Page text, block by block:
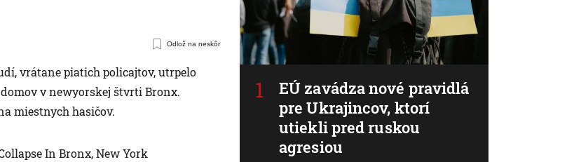
Odlož na neskôr
vrátane piatich policajtov, utrpelo
v newyorskej štvrti Bronx.
miestnych hasičov.
In Bronx, New York
EÚ zavádza nové pravidlá
pre Ukrajincov, ktorí
utiekli pred ruskou
agresiou